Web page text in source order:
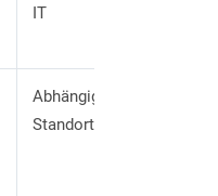
IT
Abhängig vom
Standort